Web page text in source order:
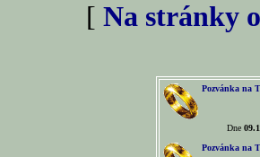
[ Na stránky
Pozvánka na
Dne
Pozvánka na